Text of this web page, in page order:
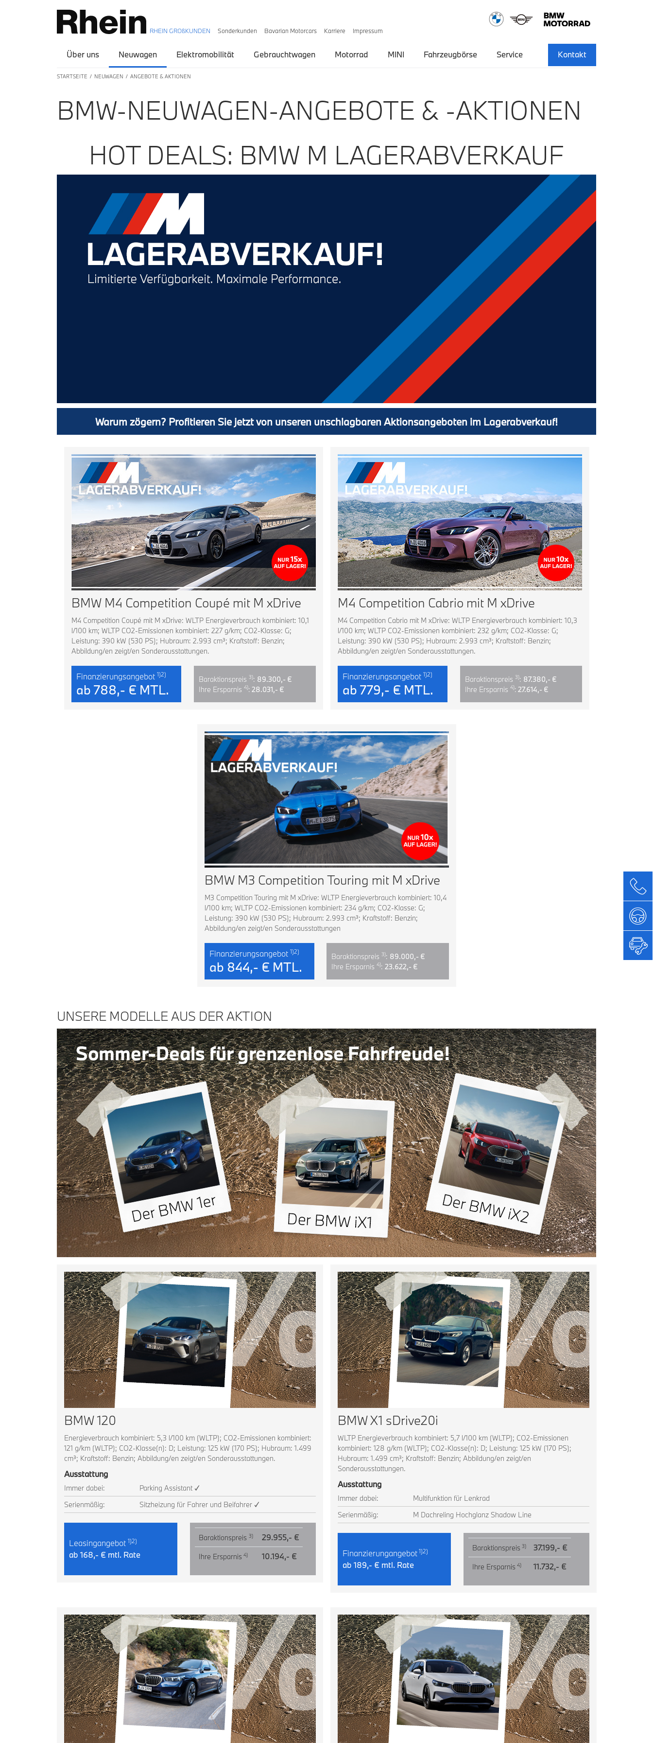
RHEIN GROßKUNDEN Sonderkunden Bavarian Motorcars Karriere Impressum
Über uns Neuwagen Elektromobilität Gebrauchtwagen Motorrad MINI Fahrzeugbörse Service Kontakt
STARTSEITE NEUWAGEN ANGEBOTE & AKTIONEN
BMW-NEUWAGEN-ANGEBOTE & -AKTIONEN
HOT DEALS: BMW M LAGERABVERKAUF
Warum zögern? Profitieren Sie jetzt von unseren unschlagbaren Aktionsangeboten im Lagerabverkauf!
BMW M4 Competition Coupé mit M xDrive
M4 Competition Coupé mit M xDrive: WLTP Energieverbrauch kombiniert: 10,1
l/100 km; WLTP CO2-Emissionen kombiniert: 227 g/km; CO2-Klasse: G;
Leistung: 390 kW (530 PS); Hubraum: 2.993 cm³; Kraftstoff: Benzin;
Abbildung/en zeigt/en Sonderausstattungen.
Finanzierungsangebot 1)2)
ab 788,- € MTL.
Baraktionspreis 3): 89.300,- €
Ihre Ersparnis 4): 28.031,- €
M4 Competition Cabrio mit M xDrive
M4 Competition Cabrio mit M xDrive: WLTP Energieverbrauch kombiniert: 10,3
l/100 km; WLTP CO2-Emissionen kombiniert: 232 g/km; CO2-Klasse: G;
Leistung: 390 kW (530 PS); Hubraum: 2.993 cm³; Kraftstoff: Benzin;
Abbildung/en zeigt/en Sonderausstattungen.
Finanzierungsangebot 1)2)
ab 779,- € MTL.
Baraktionspreis 3): 87.380,- €
Ihre Ersparnis 4): 27.614,- €
BMW M3 Competition Touring mit M xDrive
M3 Competition Touring mit M xDrive: WLTP Energieverbrauch kombiniert: 10,4
l/100 km; WLTP CO2-Emissionen kombiniert: 234 g/km; CO2-Klasse: G;
Leistung: 390 kW (530 PS); Hubraum: 2.993 cm³; Kraftstoff: Benzin;
Abbildung/en zeigt/en Sonderausstattungen
Finanzierungsangebot 1)2)
ab 844,- € MTL.
Baraktionspreis 3): 89.000,- €
Ihre Ersparnis 4): 23.622,- €
UNSERE MODELLE AUS DER AKTION
BMW 120
Energieverbrauch kombiniert: 5,3 l/100 km (WLTP); CO2-Emissionen kombiniert:
121 g/km (WLTP); CO2-Klasse(n): D; Leistung: 125 kW (170 PS); Hubraum: 1.499
cm³; Kraftstoff: Benzin; Abbildung/en zeigt/en Sonderausstattungen.
Ausstattung
Immer dabei:
Parking Assistant ✓
Serienmäßig:
Sitzheizung für Fahrer und Beifahrer ✓
Leasingangebot 1)2)
ab 168,- € mtl. Rate
Baraktionspreis 3) 29.955,- €
Ihre Ersparnis 4) 10.194,- €
BMW X1 sDrive20i
WLTP Energieverbrauch kombiniert: 5,7 l/100 km (WLTP); CO2-Emissionen
kombiniert: 128 g/km (WLTP); CO2-Klasse(n): D; Leistung: 125 kW (170 PS);
Hubraum: 1.499 cm³; Kraftstoff: Benzin; Abbildung/en zeigt/en
Sonderausstattungen.
Ausstattung
Immer dabei:
Multifunktion für Lenkrad
Serienmäßig:
M Dachreling Hochglanz Shadow Line
Finanzierungangebot1)2)
ab 189,- € mtl. Rate
Baraktionspreis 3) 37.199,- €
Ihre Ersparnis 4) 11.732,- €